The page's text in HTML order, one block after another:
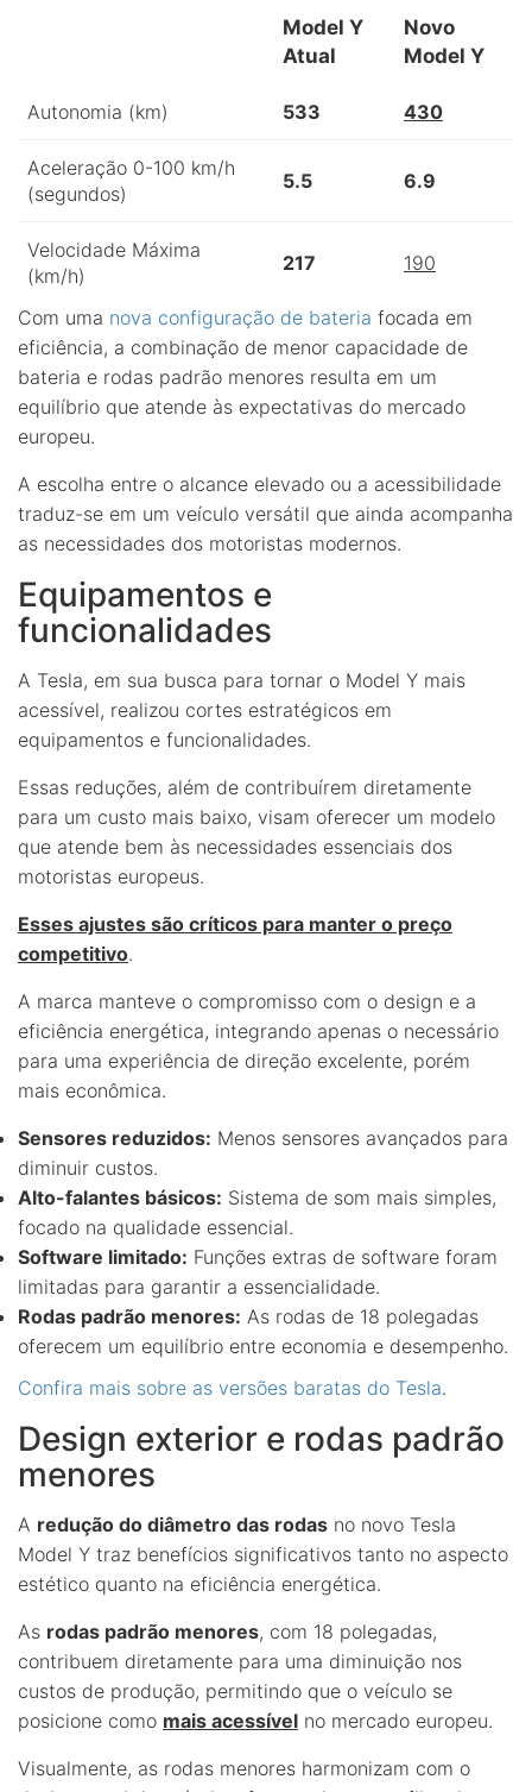
Model Y
Atual
Novo
Model Y
Autonomia (km) 533 430
Aceleração 0-100 km/h
(segundos)
5.5 6.9
Velocidade Máxima
(km/h)
217 190
Com uma nova configuração de bateria focada em
eficiência, a combinação de menor capacidade de
bateria e rodas padrão menores resulta em um
equilíbrio que atende às expectativas do mercado
europeu.
A escolha entre o alcance elevado ou a acessibilidade
traduz-se em um veículo versátil que ainda acompanha
as necessidades dos motoristas modernos.
Equipamentos e
funcionalidades
A Tesla, em sua busca para tornar o Model Y mais
acessível, realizou cortes estratégicos em
equipamentos e funcionalidades.
Essas reduções, além de contribuírem diretamente
para um custo mais baixo, visam oferecer um modelo
que atende bem às necessidades essenciais dos
motoristas europeus.
Esses ajustes são críticos para manter o preço
competitivo.
A marca manteve o compromisso com o design e a
eficiência energética, integrando apenas o necessário
para uma experiência de direção excelente, porém
mais econômica.
Sensores reduzidos: Menos sensores avançados para
diminuir custos.
Alto-falantes básicos: Sistema de som mais simples,
focado na qualidade essencial.
Software limitado: Funções extras de software foram
limitadas para garantir a essencialidade.
Rodas padrão menores: As rodas de 18 polegadas
oferecem um equilíbrio entre economia e desempenho.
Confira mais sobre as versões baratas do Tesla.
Design exterior e rodas padrão
menores
A redução do diâmetro das rodas no novo Tesla
Model Y traz benefícios significativos tanto no aspecto
estético quanto na eficiência energética.
As rodas padrão menores, com 18 polegadas,
contribuem diretamente para uma diminuição nos
custos de produção, permitindo que o veículo se
posicione como mais acessível no mercado europeu.
Visualmente, as rodas menores harmonizam com o